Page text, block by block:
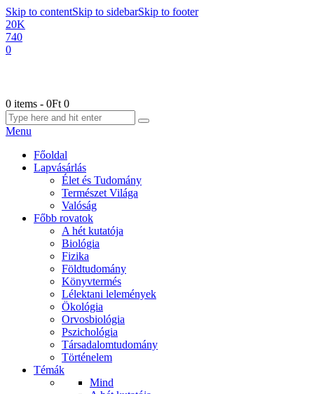
Skip to contentSkip to sidebarSkip to footer
20K
740
0
0 items - 0Ft 0
Menu
Főoldal
Lapvásárlás
Élet és Tudomány
Természet Világa
Valóság
Főbb rovatok
A hét kutatója
Biológia
Fizika
Földtudomány
Könyvtermés
Lélektani lelemények
Ökológia
Orvosbiológia
Pszichológia
Társadalomtudomány
Történelem
Témák
Mind